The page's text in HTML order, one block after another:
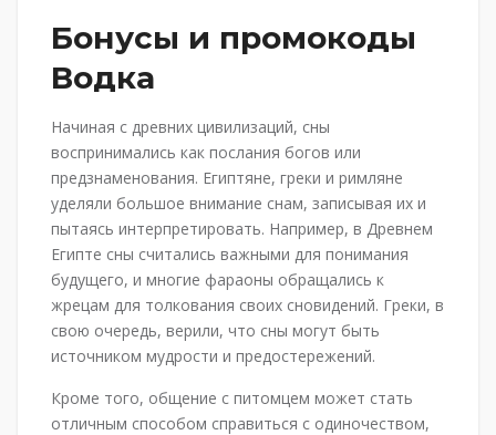
Бонусы и промокоды
Водка
Начиная с древних цивилизаций, сны
воспринимались как послания богов или
предзнаменования. Египтяне, греки и римляне
уделяли большое внимание снам, записывая их и
пытаясь интерпретировать. Например, в Древнем
Египте сны считались важными для понимания
будущего, и многие фараоны обращались к
жрецам для толкования своих сновидений. Греки, в
свою очередь, верили, что сны могут быть
источником мудрости и предостережений.
Кроме того, общение с питомцем может стать
отличным способом справиться с одиночеством,